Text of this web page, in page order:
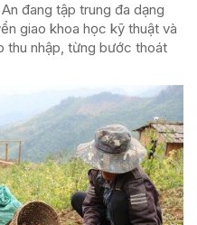
đang tập trung đa dạng
giao khoa học kỹ thuật và
thu nhập, từng bước thoát